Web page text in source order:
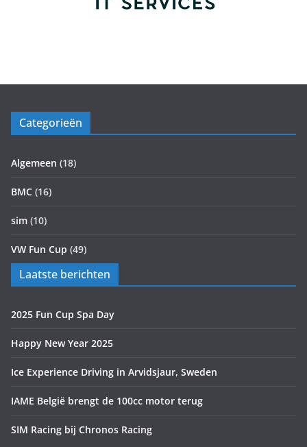
Categorieën
Algemeen (18)
BMC (16)
sim (10)
VW Fun Cup (49)
Laatste berichten
2025 Fun Cup Spa Day
Happy New Year 2025
Ice Experience Driving in Arvidsjaur, Sweden
IAME België brengt de 100cc motor terug
SIM Racing bij Chronos Racing